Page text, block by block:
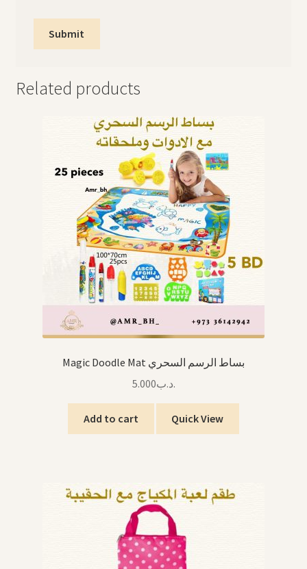
Related products
Magic Doodle Mat بساط الرسم السحري
.د.ب5.000
Add to cart Quick View